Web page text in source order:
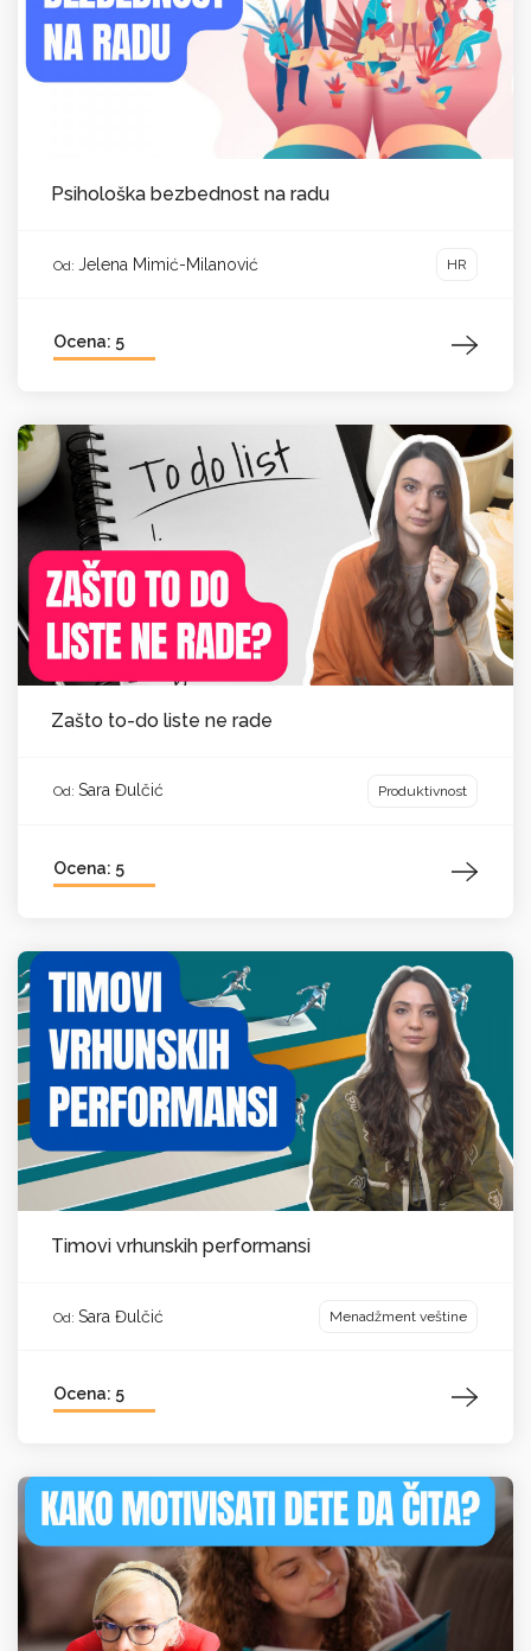
Psihološka bezbednost na radu
Od: Jelena Mimić-Milanović HR
Ocena: 5
Zašto to-do liste ne rade
Od: Sara Đulčić Produktivnost
Ocena: 5
Timovi vrhunskih performansi
Od: Sara Đulčić Menadžment veštine
Ocena: 5